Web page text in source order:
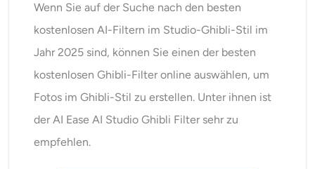
Wenn Sie auf der Suche nach den besten
kostenlosen AI-Filtern im Studio-Ghibli-Stil im
Jahr 2025 sind, können Sie einen der besten
kostenlosen Ghibli-Filter online auswählen, um
Fotos im Ghibli-Stil zu erstellen. Unter ihnen ist
der AI Ease AI Studio Ghibli Filter sehr zu
empfehlen.